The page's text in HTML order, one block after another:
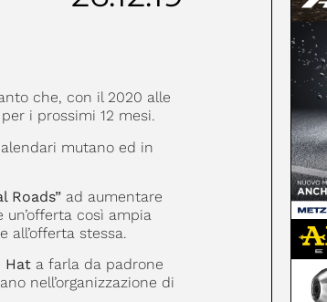
che, con il 2020 alle
i prossimi 12 mesi.
mutano ed in
Roads”ad aumentare
così ampia
stessa.
Hata farla da padrone
nell’organizzazione di